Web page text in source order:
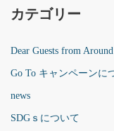
カテゴリー
Dear Guests from
Go To キャンペーンに
news
SDGｓについて